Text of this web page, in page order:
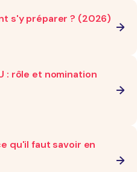
s'y préparer ? (2026)
: rôle et nomination
qu'il faut savoir en